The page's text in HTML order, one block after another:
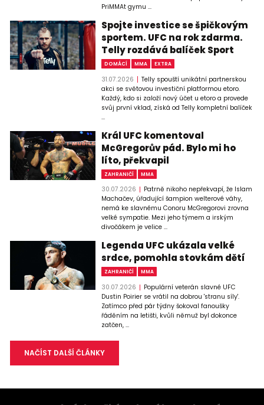
PriMMAt gymu ...
Spojte investice se špičkovým
sportem. UFC na rok zdarma.
Telly rozdává balíček Sport
DOMÁCÍ MMA EXTRA
31.07.2026
Telly spouští unikátní partnerskou
akci se světovou investiční platformou etoro.
Každý, kdo si založí nový účet u etoro a provede
svůj první vklad, získá od Telly kompletní balíček
...
Král UFC komentoval
McGregorův pád. Bylo mi ho
líto, překvapil
ZAHRANIČÍ MMA
30.07.2026
Patrně nikoho nepřekvapí, že Islam
Machačev, úřadující šampion welterové váhy,
nemá ke slavnému Conoru McGregorovi zrovna
velké sympatie. Mezi jeho týmem a irským
divočákem je velice ...
Legenda UFC ukázala velké
srdce, pomohla stovkám dětí
ZAHRANIČÍ MMA
30.07.2026
Populární veterán slavné UFC
Dustin Poirier se vrátil na dobrou 'stranu síly'.
Zatímco před pár týdny šokoval fanoušky
řáděním na letišti, kvůli němuž byl dokonce
zatčen, ...
NAČÍST DALŠÍ ČLÁNKY